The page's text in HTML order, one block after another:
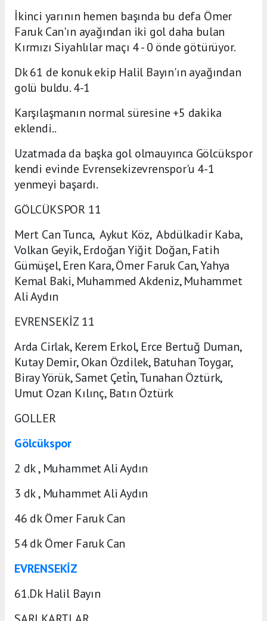
İkinci yarının hemen başında bu defa Ömer
Faruk Can'ın ayağından iki gol daha bulan
Kırmızı Siyahlılar maçı 4 - 0 önde götürüyor.
Dk 61 de konuk ekip Halil Bayın'ın ayağından
golü buldu. 4-1
Karşılaşmanın normal süresine +5 dakika
eklendi..
Uzatmada da başka gol olmauyınca Gölcükspor
kendi evinde Evrensekizevrenspor'u 4-1
yenmeyi başardı.
GÖLCÜKSPOR 11
Mert Can Tunca, Aykut Köz, Abdülkadir Kaba,
Volkan Geyik, Erdoğan Yiğit Doğan, Fatih
Gümüşel, Eren Kara, Ömer Faruk Can, Yahya
Kemal Baki, Muhammed Akdeniz, Muhammet
Ali Aydın
EVRENSEKİZ 11
Arda Cirlak, Kerem Erkol, Erce Bertuğ Duman,
Kutay Demir, Okan Özdilek, Batuhan Toygar,
Biray Yörük, Samet Çeti̇n, Tunahan Öztürk,
Umut Ozan Kılınç, Batın Öztürk
GOLLER
Gölcükspor
2 dk , Muhammet Ali Aydın
3 dk , Muhammet Ali Aydın
46 dk Ömer Faruk Can
54 dk Ömer Faruk Can
EVRENSEKİZ
61.Dk Halil Bayın